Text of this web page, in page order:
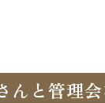
んと管理